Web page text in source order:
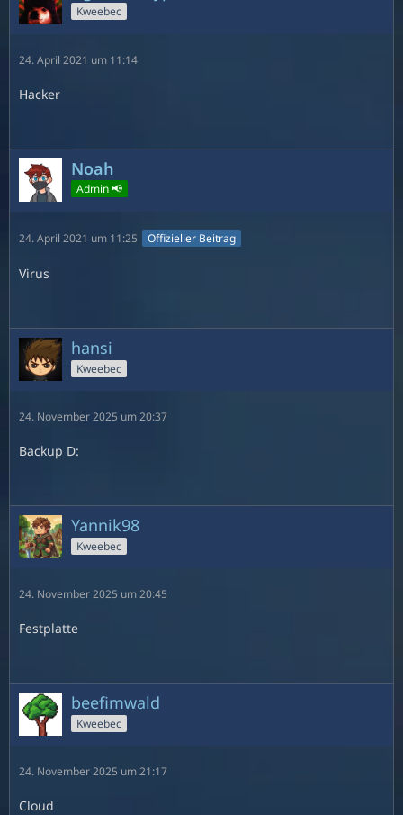
Kweebec
24. April 2021 um 11:14
Hacker
Noah
Admin 📢
24. April 2021 um 11:25 Offizieller Beitrag
Virus
hansi
Kweebec
24. November 2025 um 20:37
Backup D:
Yannik98
Kweebec
24. November 2025 um 20:45
Festplatte
beefimwald
Kweebec
24. November 2025 um 21:17
Cloud